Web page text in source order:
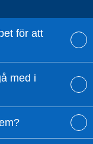
för att
med i